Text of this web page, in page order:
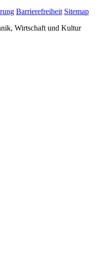
Barrierefreiheit Sitemap
Wirtschaft und Kultur